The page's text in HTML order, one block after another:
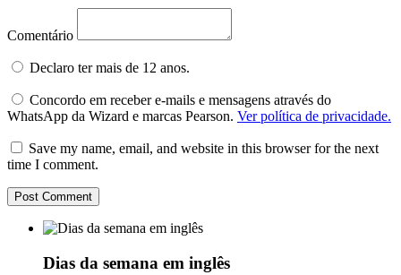
Comentário
Declaro ter mais de 12 anos.
Concordo em receber e-mails e mensagens através do
WhatsApp da Wizard e marcas Pearson. Ver política de privacidade.
Save my name, email, and website in this browser for the next
time I comment.
Dias da semana em inglês